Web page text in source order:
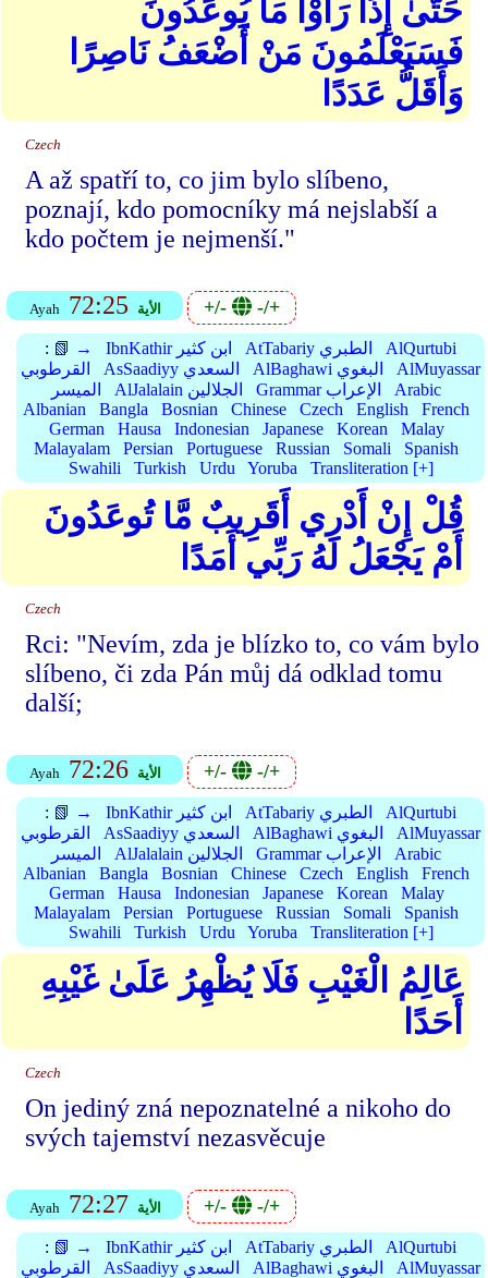
حَتَّىٰ إِذَا رَأَوْا مَا يُوعَدُونَ
فَسَيَعْلَمُونَ مَنْ أَضْعَفُ نَاصِرًا
وَأَقَلُّ عَدَدًا
Czech
A až spatří to, co jim bylo slíbeno,
poznají, kdo pomocníky má nejslabší a
kdo počtem je nejmenší."
Ayah 72:25 الأية +/- -/+
: 📗 → IbnKathir ابن كثير AtTabariy الطبري
AlQurtubi
القرطوبي
AsSaadiyy السعدي AlBaghawi البغوي
AlMuyassar
الميسر
AlJalalain الجلالين Grammar الإعراب
Arabic
Albanian
Bangla Bosnian Chinese Czech English
French
German
Hausa Indonesian Japanese Korean
Malay
Malayalam
Persian Portuguese Russian Somali
Spanish
Swahili
Turkish Urdu Yoruba Transliteration [+]
قُلْ إِنْ أَدْرِي أَقَرِيبٌ مَّا تُوعَدُونَ
أَمْ يَجْعَلُ لَهُ رَبِّي أَمَدًا
Czech
Rci: "Nevím, zda je blízko to, co vám bylo
slíbeno, či zda Pán můj dá odklad tomu
další;
Ayah 72:26 الأية +/- -/+
: 📗 → IbnKathir ابن كثير AtTabariy الطبري
AlQurtubi
القرطوبي
AsSaadiyy السعدي AlBaghawi البغوي
AlMuyassar
الميسر
AlJalalain الجلالين Grammar الإعراب
Arabic
Albanian
Bangla Bosnian Chinese Czech English
French
German
Hausa Indonesian Japanese Korean
Malay
Malayalam
Persian Portuguese Russian Somali
Spanish
Swahili
Turkish Urdu Yoruba Transliteration [+]
عَالِمُ الْغَيْبِ فَلَا يُظْهِرُ عَلَىٰ غَيْبِهِ
أَحَدًا
Czech
On jediný zná nepoznatelné a nikoho do
svých tajemství nezasvěcuje
Ayah 72:27 الأية +/- -/+
: 📗 → IbnKathir ابن كثير AtTabariy الطبري
AlQurtubi
القرطوبي
AsSaadiyy السعدي AlBaghawi البغوي
AlMuyassar